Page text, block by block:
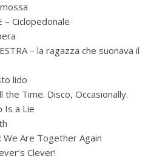
– Ciclopedonale
– la ragazza che suonava il
lido
the Time. Disco, Occasionally.
Is a Lie
We Are Together Again
Clever!